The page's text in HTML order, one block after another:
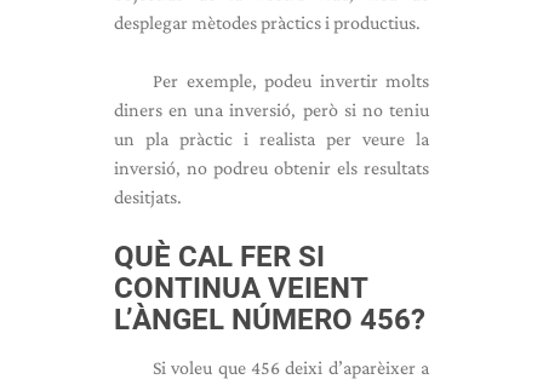
desplegar mètodes pràctics i productius.
Per exemple, podeu invertir molts
diners en una inversió, però si no teniu
un pla pràctic i realista per veure la
inversió, no podreu obtenir els resultats
desitjats.
QUÈ CAL FER SI
CONTINUA VEIENT
L’ÀNGEL NÚMERO 456?
Si voleu que 456 deixi d’aparèixer a